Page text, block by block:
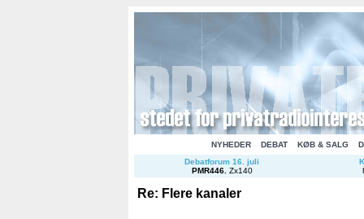
NYHEDER DEBAT KØB & SALG
Debatforum 16. juli
PMR446. Zx140
Re: Flere kanaler